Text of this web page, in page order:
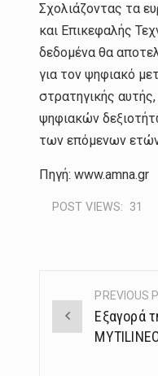
Σχολιάζοντας τα
και Επικεφαλής
δεδομένα θα
για τον ψηφιακό
στρατηγικής
ψηφιακών
των επόμενων
Πηγή: www.amna.gr
POST VIEWS: 31
Post
navigation
PREVIOUS
Εξαγορά